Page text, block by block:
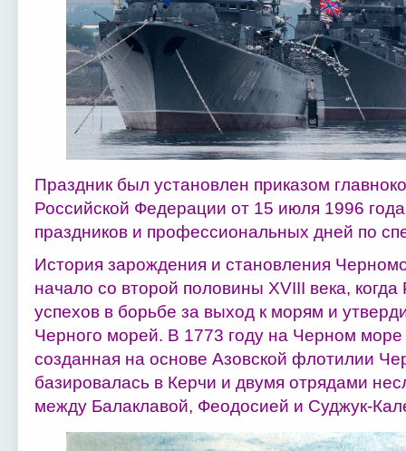
Праздник был установлен приказом
Российской Федерации от 15 июля 1996
праздников и профессиональных дней по
История зарождения и становления
начало со второй половины ХVIII века,
успехов в борьбе за выход к морям и
Черного морей. В 1773 году на Черном
созданная на основе Азовской флотилии
базировалась в Керчи и двумя отрядами
между Балаклавой, Феодосией и Суджук-